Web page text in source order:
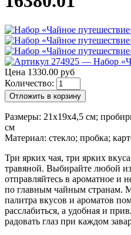
Цена 1330.00 руб
Количество:
Отложить в корзину
Размеры: 21х19х4,5 см;
см
Материал: стекло; пробка;
Три ярких чая, три ярких
травяной. Выбирайте любой
отправляйтесь в ароматное и
по главным чайным странам.
палитра вкусов и ароматов
расслабиться, а удобная и
радовать глаз при каждом